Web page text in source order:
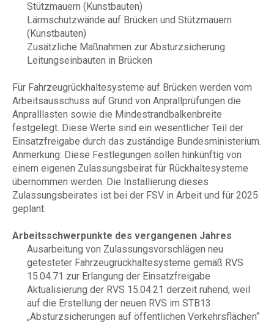
Stützmauern (Kunstbauten)
Lärmschutzwände auf Brücken und Stützmauern
(Kunstbauten)
Zusätzliche Maßnahmen zur Absturzsicherung
Leitungseinbauten in Brücken
Für Fahrzeugrückhaltesysteme auf Brücken werden vom
Arbeitsausschuss auf Grund von Anprallprüfungen die
Anpralllasten sowie die Mindestrandbalkenbreite
festgelegt. Diese Werte sind ein wesentlicher Teil der
Einsatzfreigabe durch das zuständige Bundesministerium.
Anmerkung: Diese Festlegungen sollen hinkünftig von
einem eigenen Zulassungsbeirat für Rückhaltesysteme
übernommen werden. Die Installierung dieses
Zulassungsbeirates ist bei der FSV in Arbeit und für 2025
geplant.
Arbeitsschwerpunkte des vergangenen Jahres
Ausarbeitung von Zulassungsvorschlägen neu
getesteter Fahrzeugrückhaltesysteme gemäß RVS
15.04.71 zur Erlangung der Einsatzfreigabe
Aktualisierung der RVS 15.04.21 derzeit ruhend, weil
auf die Erstellung der neuen RVS im STB13
„Absturzsicherungen auf öffentlichen Verkehrsflächen“